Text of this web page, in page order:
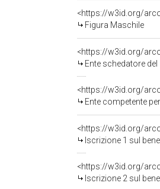
<https://w3id.org/
Figura Maschile
<https://w3id.org/
Ente schedatore del
<https://w3id.org/
Ente competente
<https://w3id.org/
Iscrizione 1 sul
<https://w3id.org/
Iscrizione 2 sul